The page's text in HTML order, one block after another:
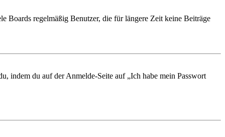
Boards regelmäßig Benutzer, die für längere Zeit keine Beiträge
indem du auf der Anmelde-Seite auf „Ich habe mein Passwort